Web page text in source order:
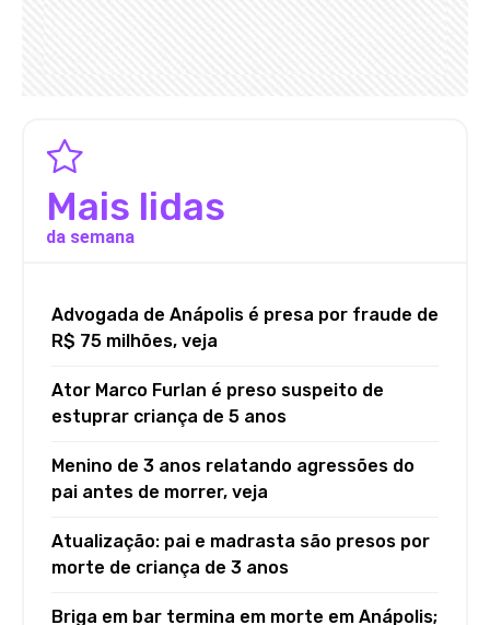
Mais lidas
da semana
Advogada de Anápolis é presa por fraude de
R$ 75 milhões, veja
Ator Marco Furlan é preso suspeito de
estuprar criança de 5 anos
Menino de 3 anos relatando agressões do
pai antes de morrer, veja
Atualização: pai e madrasta são presos por
morte de criança de 3 anos
Briga em bar termina em morte em Anápolis;